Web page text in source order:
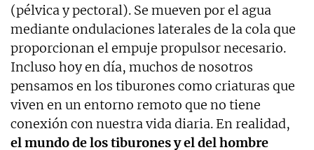
(pélvica y pectoral). Se mueven por el agua
mediante ondulaciones laterales de la cola que
proporcionan el empuje propulsor necesario.
Incluso hoy en día, muchos de nosotros
pensamos en los tiburones como criaturas que
viven en un entorno remoto que no tiene
conexión con nuestra vida diaria. En realidad,
el mundo de los tiburones y el del hombre